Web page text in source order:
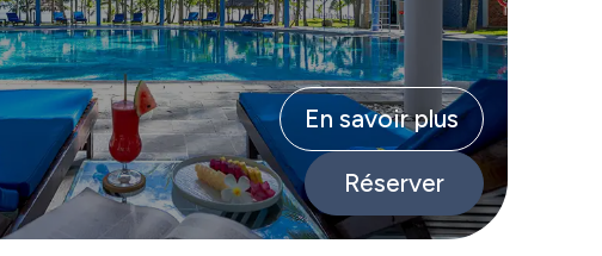
En savoir plus
Réserver